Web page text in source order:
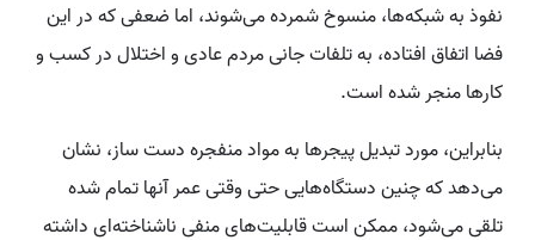
نفوذ به شبکه‌ها، منسوخ شمرده می‌شوند، اما ضعفی که در این
فضا اتفاق افتاده، به تلفات جانی مردم عادی و اختلال در کسب و
کارها منجر شده است.
بنابراین، مورد تبدیل پیجرها به مواد منفجره دست ساز، نشان
می‌دهد که چنین دستگاه‌هایی حتی وقتی عمر آنها تمام شده
تلقی می‌شود، ممکن است قابلیت‌های منفی ناشناخته‌ای داشته